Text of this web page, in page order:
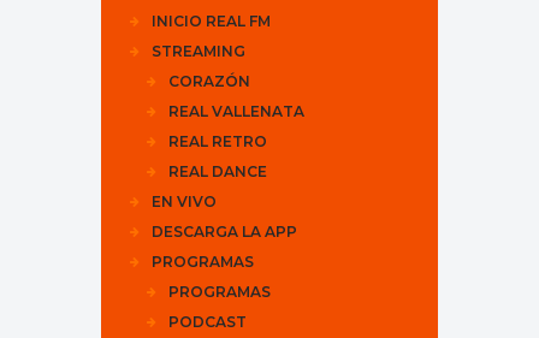
INICIO REAL FM
STREAMING
CORAZÓN
REAL VALLENATA
REAL RETRO
REAL DANCE
EN VIVO
DESCARGA LA APP
PROGRAMAS
PROGRAMAS
PODCAST